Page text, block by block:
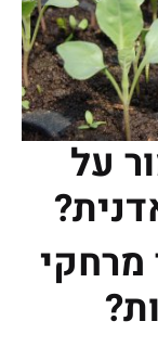
על